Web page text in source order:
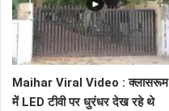
Maihar Viral Video : क्लासरूम
में LED टीवी पर धुरंधर देख रहे थे